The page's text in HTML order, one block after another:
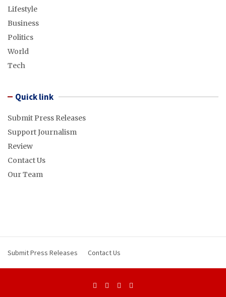
Lifestyle
Business
Politics
World
Tech
Quick link
Submit Press Releases
Support Journalism
Review
Contact Us
Our Team
Submit Press Releases Contact Us